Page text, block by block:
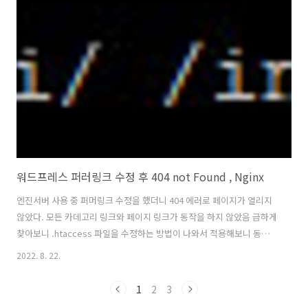
kr.piliapp.com 아래는 php 코드를 브라우저 상에서 테스트할 수 ..
워드프레스 퍼러링크 수정 후 404 not Found , Nginx
엔진서버 사용 중 퍼머링크 수정을 했더니 404 에러로 페이지가 열리지
않았다. 모든 카데고리 링크와 페이지 링크가 동작을 하지 않았음 급하게
찾아보니 .htaccess 파일을 수정하는 방법이 나와서 적용해보니 동작
2022. 8. 22.
1 2 3